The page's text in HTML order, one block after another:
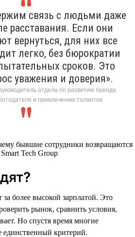
связь с людьми даже
расставания. Если они
вернуться, для них все
легко, без бюрократии
сроков. Это
уважения и доверия».
отдела по развитию бренда
и привлечению талантов
более высокой зарплатой. Это
рынок, сравнить условия,
Но спустя время многие
единственный критерий.